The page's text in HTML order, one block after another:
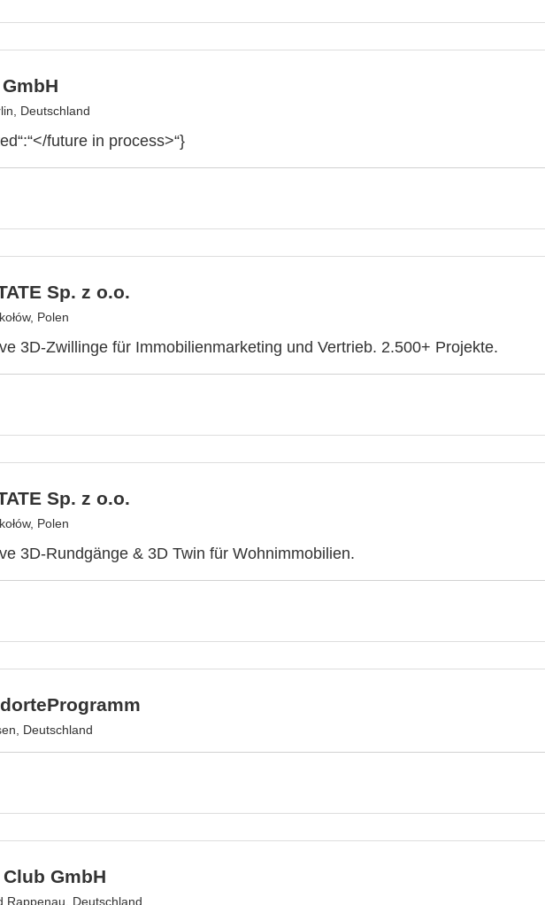
Deutschland
future in process>“}
Sp. z o.o.
Polen
3D-Zwillinge für Immobilienmarketing und Vertrieb. 2.500+ Projekte.
Sp. z o.o.
Polen
3D-Rundgänge & 3D Twin für Wohnimmobilien.
Deutschland
GmbH
Rappenau, Deutschland